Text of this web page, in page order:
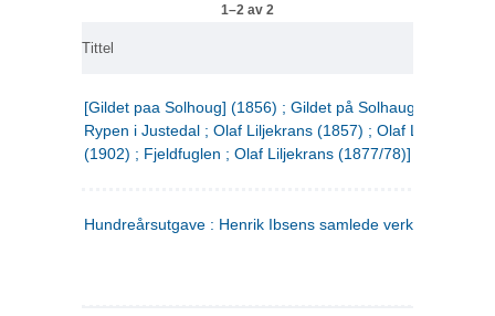
1–2 av 2
Tittel
[Gildet paa Solhoug] (1856) ; Gildet på Solhaug (1883) ;
Rypen i Justedal ; Olaf Liljekrans (1857) ; Olaf Liljekrans
(1902) ; Fjeldfuglen ; Olaf Liljekrans (1877/78)]
Hundreårsutgave : Henrik Ibsens samlede verker. 3